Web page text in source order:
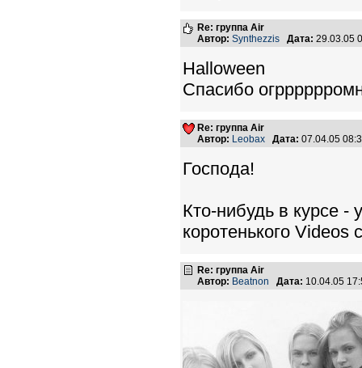
Re: группа Air
Автор: Synthezzis Дата: 29.03.05
Halloween
Спасибо
Re: группа Air
Автор: Leobax Дата: 07.04.05
Господа!
Кто-нибудь в курсе
коротенького
Re: группа Air
Автор: Beatnon Дата: 10.04.05